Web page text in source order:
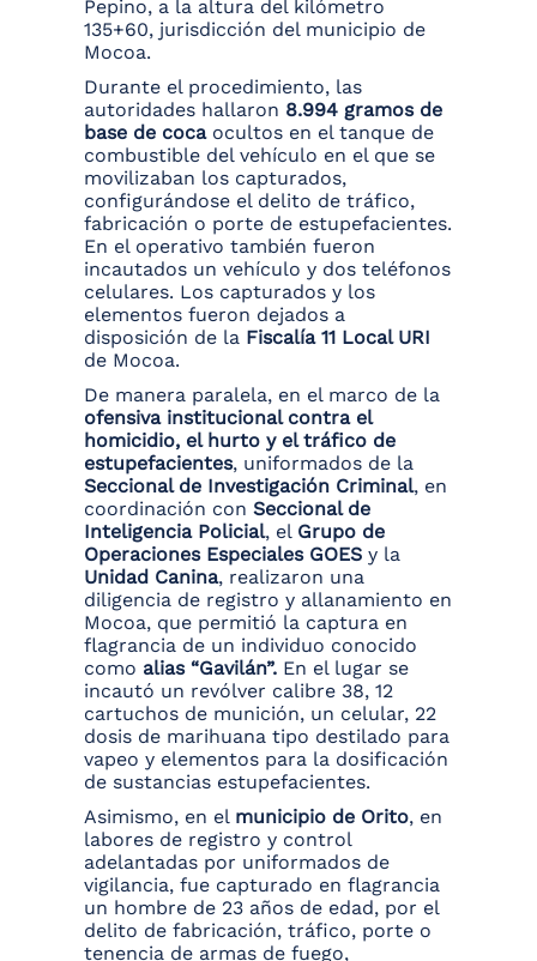
Pepino, a la altura del kilómetro
135+60, jurisdicción del municipio de
Mocoa.
Durante el procedimiento, las
autoridades hallaron 8.994 gramos de
base de cocaocultos en el tanque de
combustible del vehículo en el que se
movilizaban los capturados,
configurándose el delito de tráfico,
fabricación o porte de estupefacientes.
En el operativo también fueron
incautados un vehículo y dos teléfonos
celulares. Los capturados y los
elementos fueron dejados a
disposición de la Fiscalía 11 Local URI
de Mocoa.
De manera paralela, en el marco de la
ofensiva institucional contra el
homicidio, el hurto y el tráfico de
estupefacientes, uniformados de la
Seccional de Investigación Criminal, en
coordinación con Seccional de
Inteligencia Policial, el Grupo de
Operaciones Especiales GOES y la
Unidad Canina, realizaron una
diligencia de registro y allanamiento en
Mocoa, que permitió la captura en
flagrancia de un individuo conocido
como alias “Gavilán”. En el lugar se
incautó un revólver calibre 38, 12
cartuchos de munición, un celular, 22
dosis de marihuana tipo destilado para
vapeo y elementos para la dosificación
de sustancias estupefacientes.
Asimismo, en el municipio de Orito, en
labores de registro y control
adelantadas por uniformados de
vigilancia, fue capturado en flagrancia
un hombre de 23 años de edad, por el
delito de fabricación, tráfico, porte o
tenencia de armas de fuego,